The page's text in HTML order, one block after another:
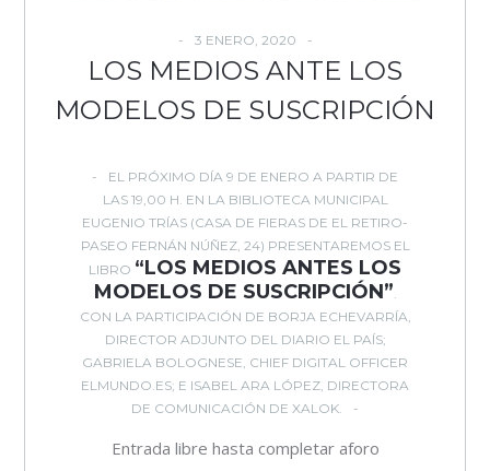
3 ENERO, 2020
LOS MEDIOS ANTE LOS
MODELOS DE SUSCRIPCIÓN
EL PRÓXIMO DÍA 9 DE ENERO A PARTIR DE
LAS 19,00 H. EN LA BIBLIOTECA MUNICIPAL
EUGENIO TRÍAS (CASA DE FIERAS DE EL RETIRO-
PASEO FERNÁN NÚÑEZ, 24) PRESENTAREMOS EL
LIBRO “LOS MEDIOS ANTES LOS
MODELOS DE SUSCRIPCIÓN”.
CON LA PARTICIPACIÓN DE BORJA ECHEVARRÍA,
DIRECTOR ADJUNTO DEL DIARIO EL PAÍS;
GABRIELA BOLOGNESE, CHIEF DIGITAL OFFICER
ELMUNDO.ES; E ISABEL ARA LÓPEZ, DIRECTORA
DE COMUNICACIÓN DE XALOK.
Entrada libre hasta completar aforo